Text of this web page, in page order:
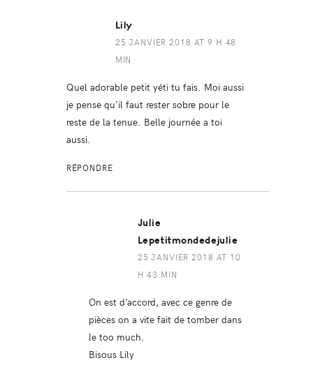
Lily
25 JANVIER 2018 AT 9 H 48
MIN
Quel adorable petit yéti tu fais. Moi aussi
je pense qu’il faut rester sobre pour le
reste de la tenue. Belle journée a toi
aussi.
RÉPONDRE
Julie
Lepetitmondedejulie
25 JANVIER 2018 AT 10
H 43 MIN
On est d’accord, avec ce genre de
pièces on a vite fait de tomber dans
le too much.
Bisous Lily